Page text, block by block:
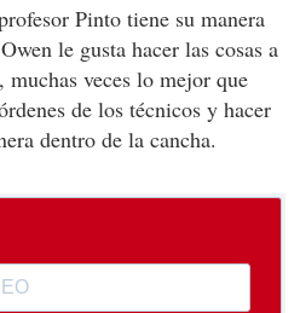
Pinto tiene su manera
le gusta hacer las cosas a
veces lo mejor que
de los técnicos y hacer
dentro de la cancha.